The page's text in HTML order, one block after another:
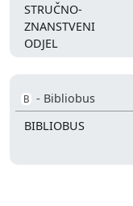
STRUČNO-
ZNANSTVENI
ODJEL
B - Bibliobus
BIBLIOBUS